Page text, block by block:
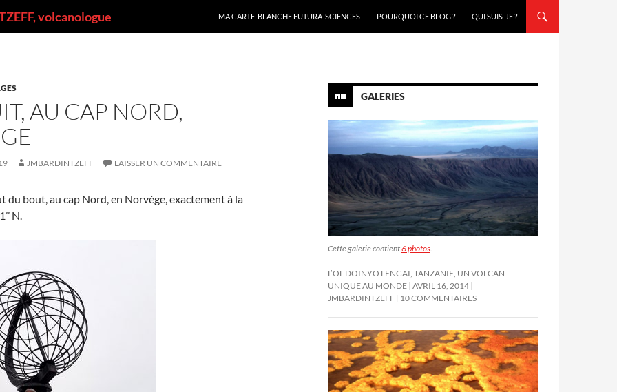
volcanologue
MA CARTE-BLANCHE FUTURA-SCIENCES
POURQUOI CE BLOG ? QUI SUIS-JE ?
AU CAP NORD,
JMBARDINTZEFF LAISSER UN COMMENTAIRE
du bout, au cap Nord, en Norvège, exactement à la
N.
GALERIES
Cette galerie contient6 photos.
L’OL DOINYO LENGAI, TANZANIE, UN VOLCAN
UNIQUE AU MONDE AVRIL 16, 2014
JMBARDINTZEFF 10 COMMENTAIRES